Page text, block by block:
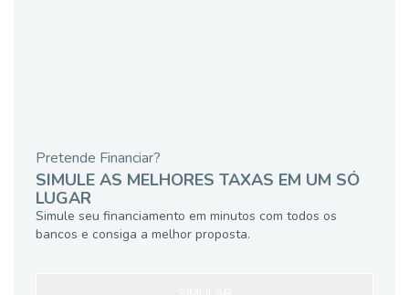
Pretende Financiar?
SIMULE AS MELHORES TAXAS EM UM SÓ
LUGAR
Simule seu financiamento em minutos com todos os
bancos e consiga a melhor proposta.